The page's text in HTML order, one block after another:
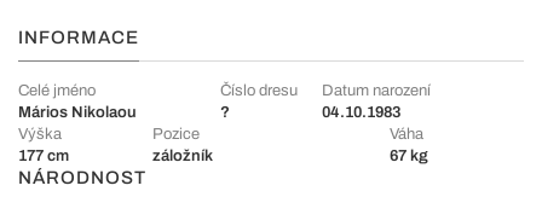
INFORMACE
Celé jméno
Mários Nikolaou
Číslo dresu
?
Datum narození
04.10.1983
Výška
177 cm
Pozice
záložník
Váha
67 kg
NÁRODNOST